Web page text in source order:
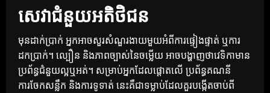
សេវាជំនួយអតិថិជន
មុនដាក់ប្រាក់ អ្នកអាចសួរសំណួរងាយមួយអំពីការផ្ទៀងផ្ទាត់ ឬការ
ដកប្រាក់។ ល្បឿន និងភាពច្បាស់នៃចម្លើយ អាចបង្ហាញថាវេទិកាមាន
ប្រព័ន្ធជំនួយល្អឬអត់។ សម្រាប់អ្នកដែលផ្តោតលើ ប្រព័ន្ធគណនី
ការចែកសន្លឹក និងការទូទាត់ នេះគឺជាទម្លាប់ដែលគួរបង្កើតចាប់ពី